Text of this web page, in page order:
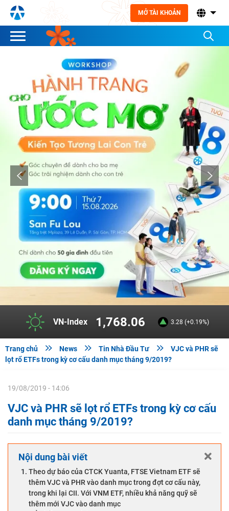
MỞ TÀI KHOẢN
VN-Index 1,768.06 3.28 (+0.19%)
Trang chủ  News  Tin Nhà Đầu Tư 
VJC và PHR sẽ
lọt rổ ETFs trong kỳ cơ cấu danh mục tháng 9/2019?
19/08/2019 - 14:06
VJC và PHR sẽ lọt rổ ETFs trong kỳ cơ cấu
danh mục tháng 9/2019?
Nội dung bài viết
Theo dự báo của CTCK Yuanta, FTSE Vietnam ETF sẽ
thêm VJC và PHR vào danh mục trong đợt cơ cấu này,
trong khi lại CII. Với VNM ETF, nhiều khả năng quỹ sẽ
thêm mới VJC vào danh mục